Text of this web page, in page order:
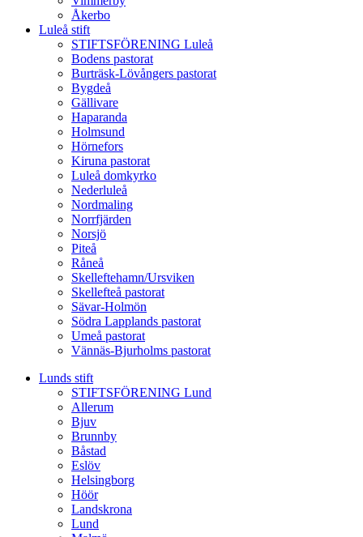
Åkerbo
Luleå stift
STIFTSFÖRENING Luleå
Bodens pastorat
Burträsk-Lövångers pastorat
Bygdeå
Gällivare
Haparanda
Holmsund
Hörnefors
Kiruna pastorat
Luleå domkyrko
Nederluleå
Nordmaling
Norrfjärden
Norsjö
Piteå
Råneå
Skelleftehamn/Ursviken
Skellefteå pastorat
Sävar-Holmön
Södra Lapplands pastorat
Umeå pastorat
Vännäs-Bjurholms pastorat
Lunds stift
STIFTSFÖRENING Lund
Allerum
Bjuv
Brunnby
Båstad
Eslöv
Helsingborg
Höör
Landskrona
Lund